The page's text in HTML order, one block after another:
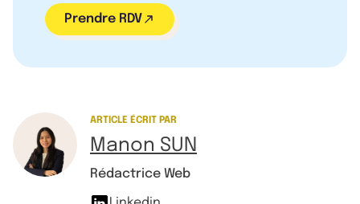
Prendre RDV
ARTICLE ÉCRIT PAR
Manon SUN
Rédactrice Web